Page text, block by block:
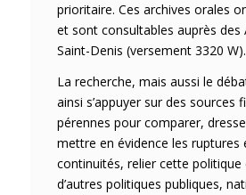
prioritaire. Ces archives orales
et sont consultables auprès des
Saint-Denis (versement 3320 W).
La recherche, mais aussi le
ainsi s’appuyer sur des sources
pérennes pour comparer,
mettre en évidence les ruptures
continuités, relier cette politique
d’autres politiques publiques,